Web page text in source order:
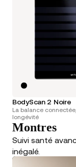
BodyScan 2 Noire
La balance
longévité
Montres
Suivi santé
inégalé.